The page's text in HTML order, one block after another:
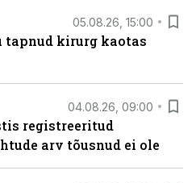
05.08.26, 15:00
tapnud kirurg kaotas
04.08.26, 09:00
registreeritud
arv tõusnud ei ole